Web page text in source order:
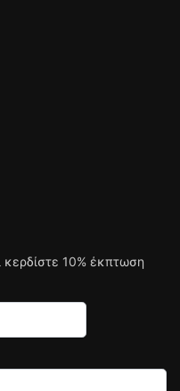
10% έκπτωση